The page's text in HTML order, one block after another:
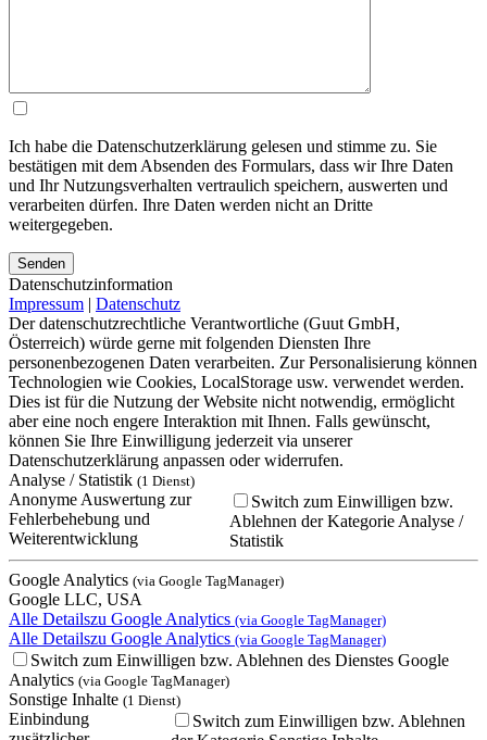
Ich habe die Datenschutzerklärung gelesen und stimme zu. Sie
bestätigen mit dem Absenden des Formulars, dass wir Ihre Daten
und Ihr Nutzungsverhalten vertraulich speichern, auswerten und
verarbeiten dürfen. Ihre Daten werden nicht an Dritte
weitergegeben.
Bitte lasse dieses Feld leer.
Bitte lasse dieses Feld leer.
Bitte lasse dieses Feld leer.
Datenschutzinformation
Impressum | Datenschutz
Der datenschutzrechtliche Verantwortliche (Guut GmbH,
Österreich) würde gerne mit folgenden Diensten Ihre
personenbezogenen Daten verarbeiten. Zur Personalisierung können
Technologien wie Cookies, LocalStorage usw. verwendet werden.
Dies ist für die Nutzung der Website nicht notwendig, ermöglicht
aber eine noch engere Interaktion mit Ihnen. Falls gewünscht,
können Sie Ihre Einwilligung jederzeit via unserer
Datenschutzerklärung anpassen oder widerrufen.
Analyse / Statistik (1 Dienst)
Anonyme Auswertung zur
Fehlerbehebung und
Weiterentwicklung
Switch zum Einwilligen bzw.
Ablehnen der Kategorie Analyse /
Statistik
Google Analytics (via Google TagManager)
Google LLC, USA
Alle Detailszu Google Analytics (via Google TagManager)
Alle Detailszu Google Analytics (via Google TagManager)
Switch zum Einwilligen bzw. Ablehnen des Dienstes Google
Analytics (via Google TagManager)
Sonstige Inhalte (1 Dienst)
Einbindung
Switch zum Einwilligen bzw. Ablehnen